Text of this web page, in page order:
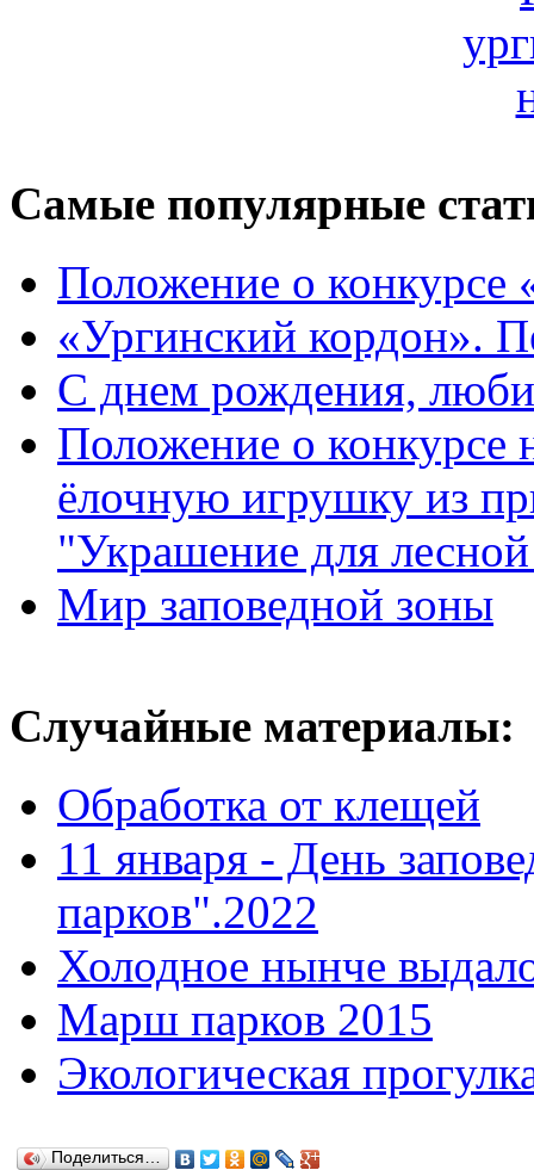
Самые популярные
Положение о конкурсе
«Ургинский кордон».
С днем рождения,
Положение о
ёлочную игрушку из
"Украшение для
Мир заповедной зоны
Случайные материалы:
Обработка от клещей
11 января - День
парков".2022
Холодное нынче
Марш парков 2015
Экологическая
Поделиться…